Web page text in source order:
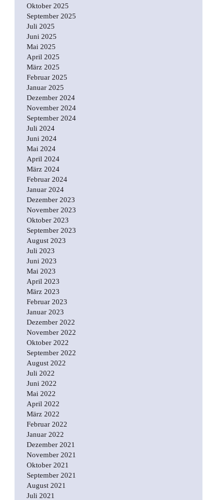
Oktober 2025
September 2025
Juli 2025
Juni 2025
Mai 2025
April 2025
März 2025
Februar 2025
Januar 2025
Dezember 2024
November 2024
September 2024
Juli 2024
Juni 2024
Mai 2024
April 2024
März 2024
Februar 2024
Januar 2024
Dezember 2023
November 2023
Oktober 2023
September 2023
August 2023
Juli 2023
Juni 2023
Mai 2023
April 2023
März 2023
Februar 2023
Januar 2023
Dezember 2022
November 2022
Oktober 2022
September 2022
August 2022
Juli 2022
Juni 2022
Mai 2022
April 2022
März 2022
Februar 2022
Januar 2022
Dezember 2021
November 2021
Oktober 2021
September 2021
August 2021
Juli 2021